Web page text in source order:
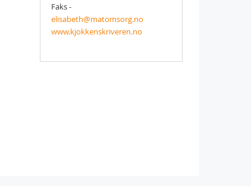
Faks -
elisabeth@matomsorg.no
www.kjokkenskriveren.no